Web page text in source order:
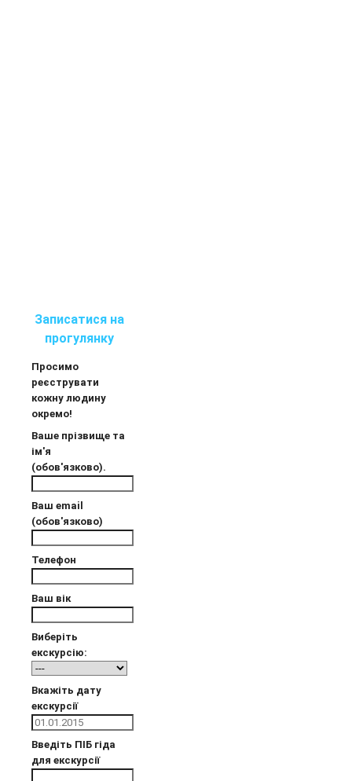
Записатися на
прогулянку
Просимо
реєструвати
кожну людину
окремо!
Ваше прізвище та
ім'я
(обов'язково).
Ваш email
(обов'язково)
Телефон
Ваш вік
Виберіть
екскурсію:
Вкажіть дату
екскурсії
Введіть ПІБ гіда
для екскурсії